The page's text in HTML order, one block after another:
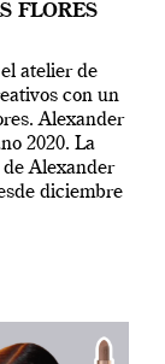
FLORES
atelier de
con un
Alexander
2020. La
Alexander
diciembre